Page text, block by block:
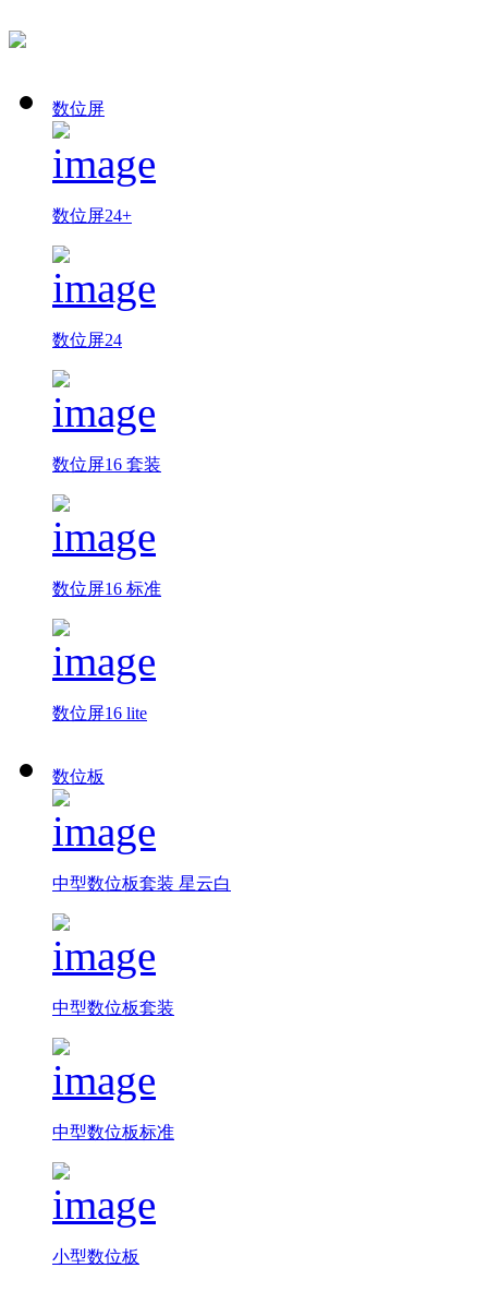
数位屏
数位屏24+
数位屏24
数位屏16 套装
数位屏16 标准
数位屏16 lite
数位板
中型数位板套装 星云白
中型数位板套装
中型数位板标准
小型数位板